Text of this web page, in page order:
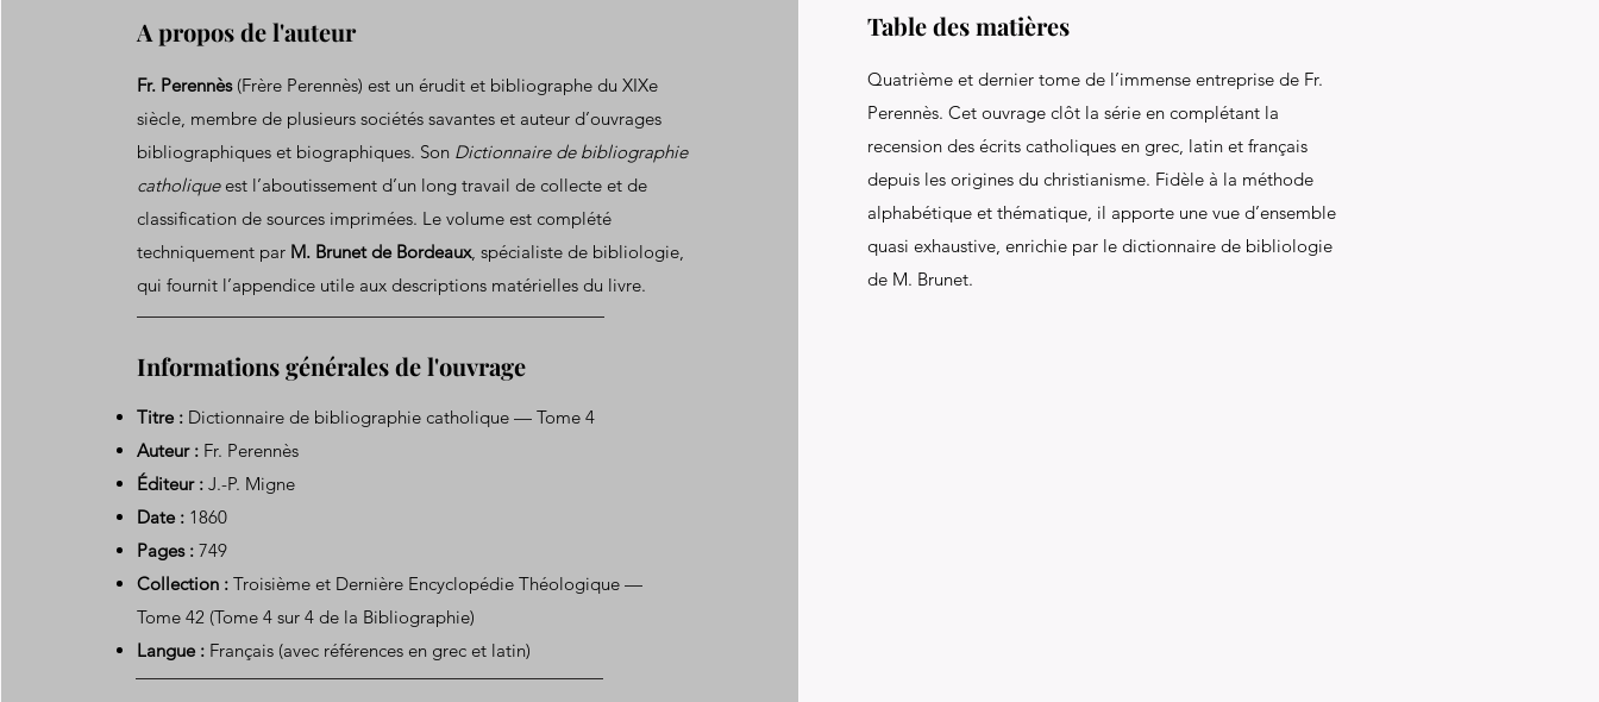
A propos de l'auteur
Fr. Perennès(Frère Perennès) est un érudit et bibliographe du XIXe
siècle, membre de plusieurs sociétés savantes et auteur d’ouvrages
bibliographiques et biographiques. Son Dictionnaire de bibliographie
catholiqueest l’aboutissement d’un long travail de collecte et de
classification de sources imprimées. Le volume est complété
techniquement par M. Brunet de Bordeaux, spécialiste de bibliologie,
qui fournit l’appendice utile aux descriptions matérielles du livre.
Informations générales de l'ouvrage
Titre : Dictionnaire de bibliographie catholique — Tome 4
Auteur : Fr. Perennès
Éditeur : J.-P. Migne
Date : 1860
Pages : 749
Collection : Troisième et Dernière Encyclopédie Théologique —
Tome 42 (Tome 4 sur 4 de la Bibliographie)
Langue : Français (avec références en grec et latin)
Table des matières
Quatrième et dernier tome de l’immense entreprise de Fr.
Perennès. Cet ouvrage clôt la série en complétant la
recension des écrits catholiques en grec, latin et français
depuis les origines du christianisme. Fidèle à la méthode
alphabétique et thématique, il apporte une vue d’ensemble
quasi exhaustive, enrichie par le dictionnaire de bibliologie
de M. Brunet.